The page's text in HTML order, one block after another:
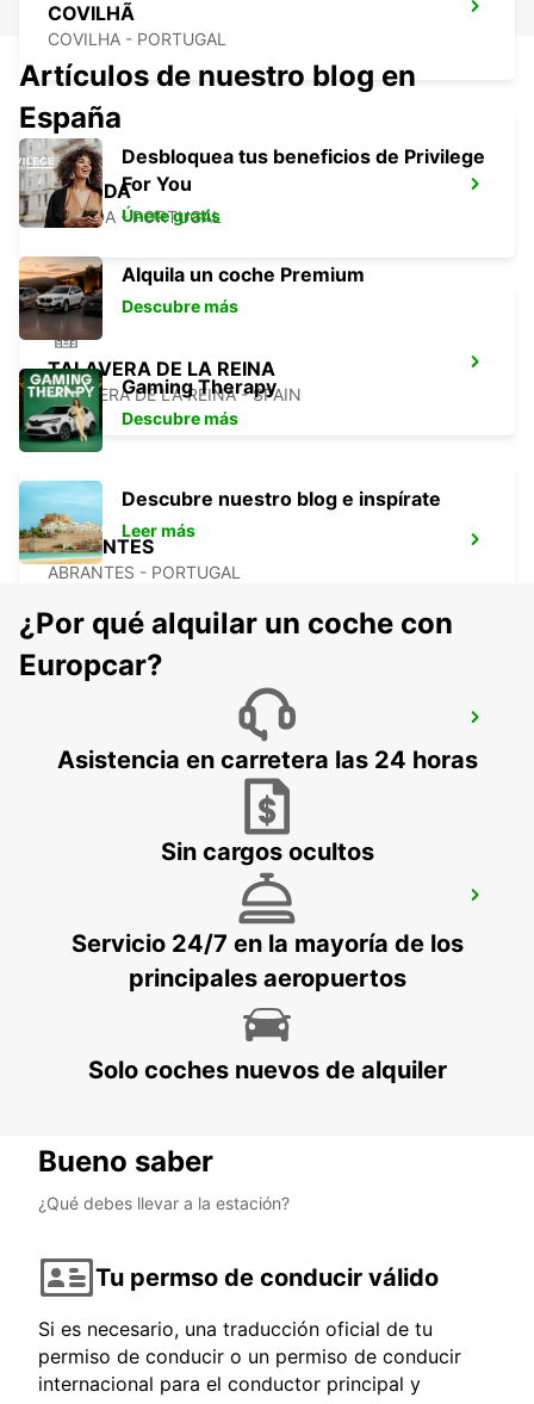
COVILHÃ
COVILHA - PORTUGAL
GUARDA
GUARDA - PORTUGAL
TALAVERA DE LA REINA
TALAVERA DE LA REINA - SPAIN
ABRANTES
ABRANTES - PORTUGAL
EVORA - PORTUGAL
Artículos de nuestro blog en
España
Desbloquea tus beneficios de Privilege
For You
Únete gratis
Alquila un coche Premium
Descubre más
Gaming Therapy
Descubre más
Descubre nuestro blog e inspírate
Leer más
¿Por qué alquilar un coche con
Europcar?
Asistencia en carretera las 24 horas
Sin cargos ocultos
Servicio 24/7 en la mayoría de los
principales aeropuertos
Solo coches nuevos de alquiler
Bueno saber
¿Qué debes llevar a la estación?
Tu permso de conducir válido
Si es necesario, una traducción oficial de tu
permiso de conducir o un permiso de conducir
internacional para el conductor principal y